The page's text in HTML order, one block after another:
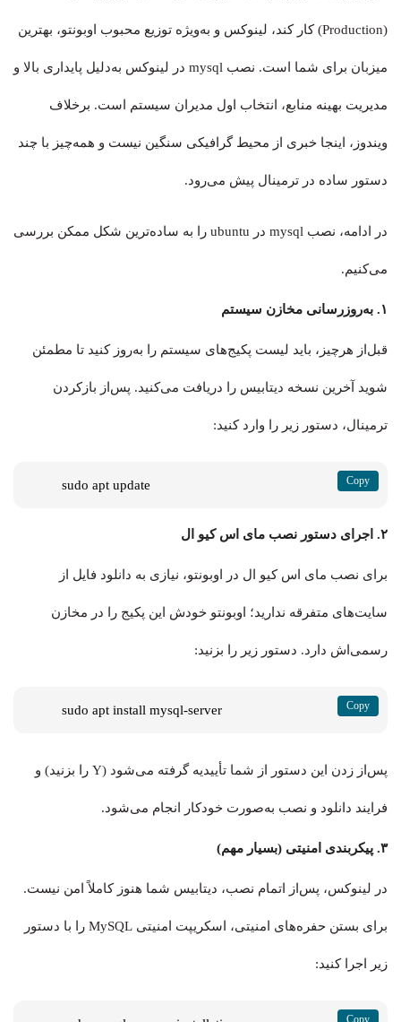
(Production) کار کند، لینوکس و به‌ویژه توزیع محبوب اوبونتو، بهترین
میزبان برای شما است. نصب mysql در لینوکس به‌دلیل پایداری بالا و
مدیریت بهینه منابع، انتخاب اول مدیران سیستم است. برخلاف
ویندوز، اینجا خبری از محیط گرافیکی سنگین نیست و همه‌چیز با چند
دستور ساده در ترمینال پیش می‌رود.
در ادامه، نصب mysql در ubuntu را به ساده‌ترین شکل ممکن بررسی
می‌کنیم.
۱. به‌روزرسانی مخازن سیستم
قبل‌از هرچیز، باید لیست پکیج‌های سیستم را به‌روز کنید تا مطمئن
شوید آخرین نسخه دیتابیس را دریافت می‌کنید. پس‌از بازکردن
ترمینال، دستور زیر را وارد کنید:
sudo apt update
۲. اجرای دستور نصب مای اس کیو ال
برای نصب مای اس کیو ال در اوبونتو، نیازی به دانلود فایل از
سایت‌های متفرقه ندارید؛ اوبونتو خودش این پکیج را در مخازن
رسمی‌اش دارد. دستور زیر را بزنید:
sudo apt install mysql-server
پس‌از زدن این دستور از شما تأییدیه گرفته می‌شود (Y را بزنید) و
فرایند دانلود و نصب به‌صورت خودکار انجام می‌شود.
۳. پیکربندی امنیتی (بسیار مهم)
در لینوکس، پس‌از اتمام نصب، دیتابیس شما هنوز کاملاً امن نیست.
برای بستن حفره‌های امنیتی، اسکریپت امنیتی MySQL را با دستور
زیر اجرا کنید: